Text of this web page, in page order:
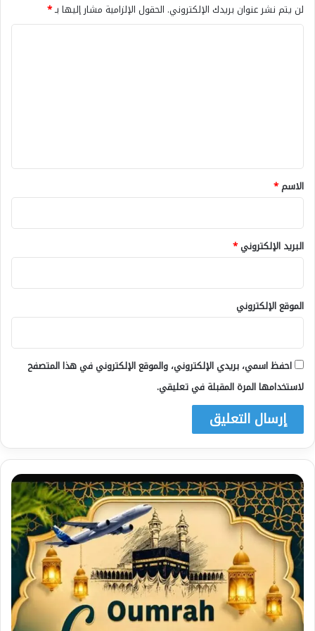
لن يتم نشر عنوان بريدك الإلكتروني. الحقول الإلزامية مشار إليها بـ*
*
الاسم*
البريد الإلكتروني*
الموقع الإلكتروني
احفظ اسمي، بريدي الإلكتروني، والموقع الإلكتروني في هذا المتصفح
لاستخدامها المرة المقبلة في تعليقي.